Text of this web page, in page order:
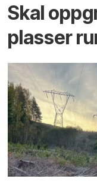
Skal
plasser